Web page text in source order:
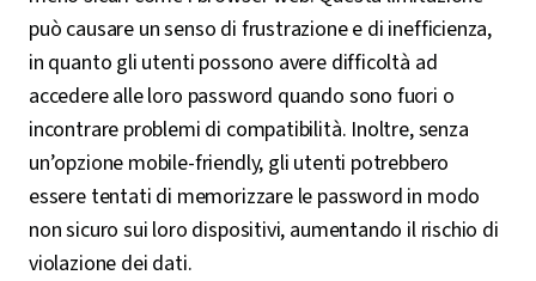
può causare un senso di frustrazione e di inefficienza,
in quanto gli utenti possono avere difficoltà ad
accedere alle loro password quando sono fuori o
incontrare problemi di compatibilità. Inoltre, senza
un’opzione mobile-friendly, gli utenti potrebbero
essere tentati di memorizzare le password in modo
non sicuro sui loro dispositivi, aumentando il rischio di
violazione dei dati.